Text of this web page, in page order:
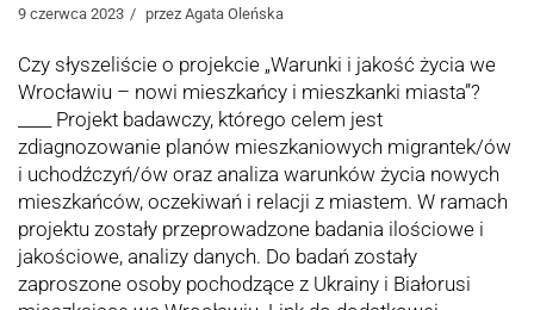
9 czerwca 2023 przez Agata Oleńska
Czy słyszeliście o projekcie „Warunki i jakość życia we
Wrocławiu – nowi mieszkańcy i mieszkanki miasta”?
____ Projekt badawczy, którego celem jest
zdiagnozowanie planów mieszkaniowych migrantek/ów
i uchodźczyń/ów oraz analiza warunków życia nowych
mieszkańców, oczekiwań i relacji z miastem. W ramach
projektu zostały przeprowadzone badania ilościowe i
jakościowe, analizy danych. Do badań zostały
zaproszone osoby pochodzące z Ukrainy i Białorusi